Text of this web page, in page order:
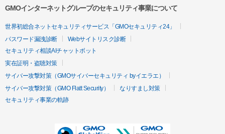
GMOインターネットグループのセキュリティ事業について
世界初総合ネットセキュリティサービス「GMOセキュリティ24」
パスワード漏洩診断
Webサイトリスク診断
セキュリティ相談AIチャットボット
実在証明・盗聴対策
サイバー攻撃対策（GMOサイバーセキュリティ byイエラエ）
サイバー攻撃対策（GMO Flatt Security）
なりすまし対策
セキュリティ事業の軌跡